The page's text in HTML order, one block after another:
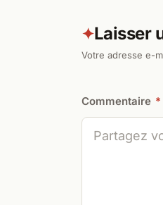
✦Laisser
Votre adresse e-
Commentaire *